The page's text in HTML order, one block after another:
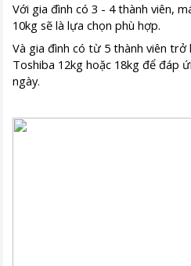
Với gia đình có 3 - 4 thành viên,
10kg sẽ là lựa chọn phù hợp.
Và gia đình có từ 5 thành viên trở
Toshiba 12kg hoặc 18kg để đáp
ngày.